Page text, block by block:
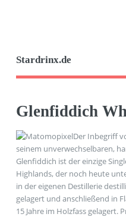
Stardrinx.de
Glenfiddich
Der Inbegriff
seinem unverwechselbaren,
Glenfiddich ist der einzige
Highlands, der noch heute
in der eigenen Destillerie
gelagert und anschließend in
15 Jahre im Holzfass gelagert.